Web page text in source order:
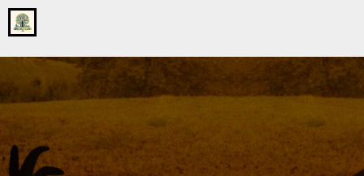
Go
to
home
onsgrotegezin.nl